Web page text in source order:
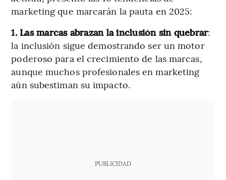
marketing que marcarán la pauta en 2025:
1. Las marcas abrazan la inclusión sin quebrar:
la inclusión sigue demostrando ser un motor
poderoso para el crecimiento de las marcas,
aunque muchos profesionales en marketing
aún subestiman su impacto.
PUBLICIDAD